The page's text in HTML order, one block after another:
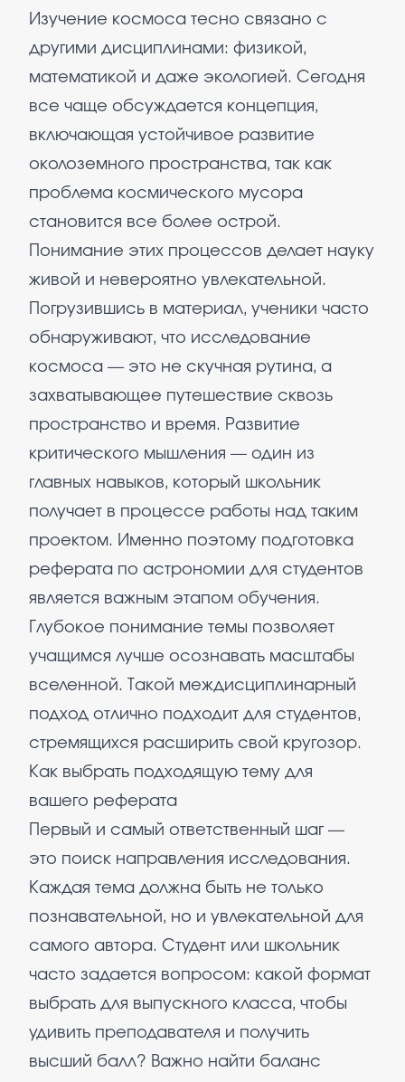
Изучение космоса тесно связано с
другими дисциплинами: физикой,
математикой и даже экологией. Сегодня
все чаще обсуждается концепция,
включающая устойчивое развитие
околоземного пространства, так как
проблема космического мусора
становится все более острой.
Понимание этих процессов делает науку
живой и невероятно увлекательной.
Погрузившись в материал, ученики часто
обнаруживают, что исследование
космоса — это не скучная рутина, а
захватывающее путешествие сквозь
пространство и время. Развитие
критического мышления — один из
главных навыков, который школьник
получает в процессе работы над таким
проектом. Именно поэтому подготовка
реферата по астрономии для студентов
является важным этапом обучения.
Глубокое понимание темы позволяет
учащимся лучше осознавать масштабы
вселенной. Такой междисциплинарный
подход отлично подходит для студентов,
стремящихся расширить свой кругозор.
Как выбрать подходящую тему для
вашего реферата
Первый и самый ответственный шаг —
это поиск направления исследования.
Каждая тема должна быть не только
познавательной, но и увлекательной для
самого автора. Студент или школьник
часто задается вопросом: какой формат
выбрать для выпускного класса, чтобы
удивить преподавателя и получить
высший балл? Важно найти баланс